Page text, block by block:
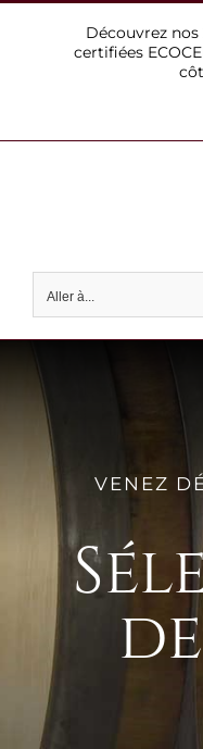
Découvrez
certifiées
Aller à...
VENEZ